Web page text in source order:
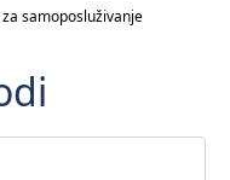
za samoposluživanje